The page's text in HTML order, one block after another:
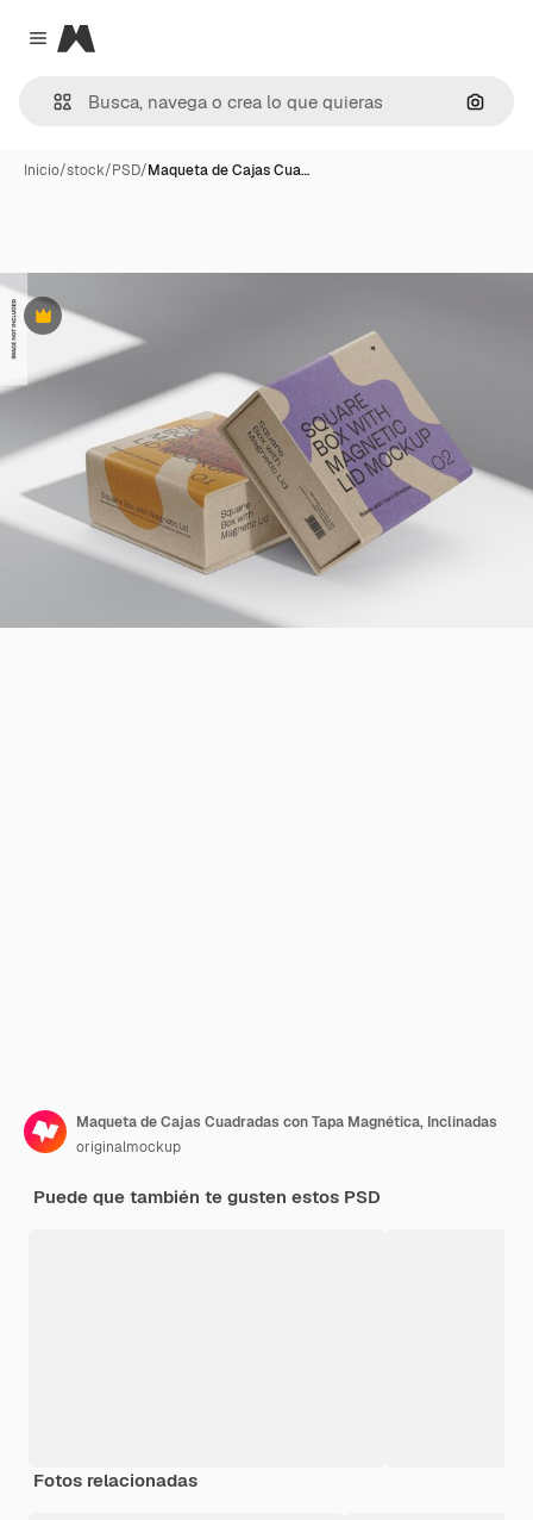
Close menu
Magnific
Inicio/stock/PSD/Maqueta de Cajas Cua…
Premium
Maqueta de Cajas Cuadradas con Tapa Magnética, Inclinadas
originalmockup
Puede que también te gusten estos PSD
Fotos relacionadas